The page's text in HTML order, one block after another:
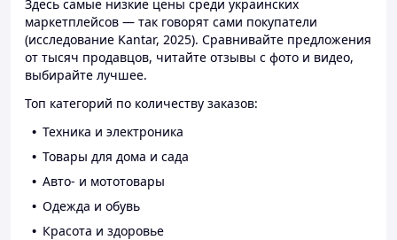
Здесь самые низкие цены среди украинских
маркетплейсов — так говорят сами покупатели
(исследование Kantar, 2025). Сравнивайте предложения
от тысяч продавцов, читайте отзывы с фото и видео,
выбирайте лучшее.
Топ категорий по количеству заказов:
Техника и электроника
Товары для дома и сада
Авто- и мототовары
Одежда и обувь
Красота и здоровье